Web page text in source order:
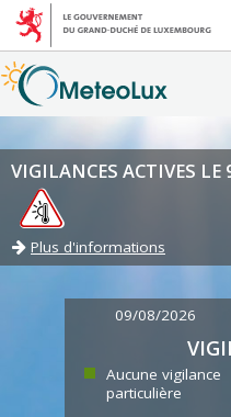
VIGILANCES ACTIVES LE
Plus d'informations
09/08/2026
Aucune vigilance
particulière